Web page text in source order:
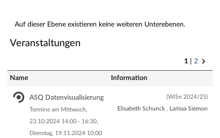
Auf dieser Ebene existieren keine weiteren Unterebenen.
Veranstaltungen
1 2
Name Information
ASQ Datenvisualisierung
Termine am Mittwoch,
23.10.2024 14:00 - 16:30,
Dienstag, 19.11.2024 10:00
(WiSe 2024/25)
Elisabeth Schunck , Larissa Siemon